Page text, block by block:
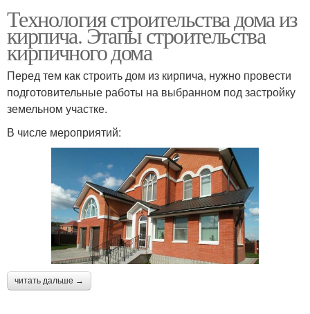
Технология строительства дома из
кирпича. Этапы строительства
кирпичного дома
Перед тем как строить дом из кирпича, нужно провести
подготовительные работы на выбранном под застройку
земельном участке.
В числе мероприятий:
читать дальше →